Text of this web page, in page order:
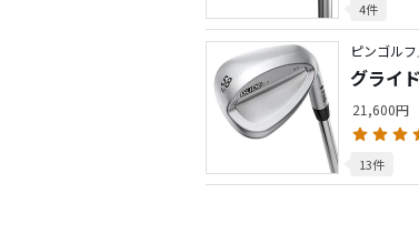
4件
ピンゴル
グライ
21,600円
13件